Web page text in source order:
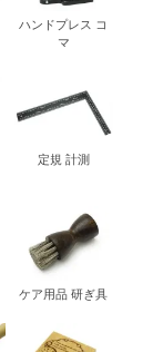
ハンドプレス コ
マ
定規 計測
ケア用品 研ぎ具